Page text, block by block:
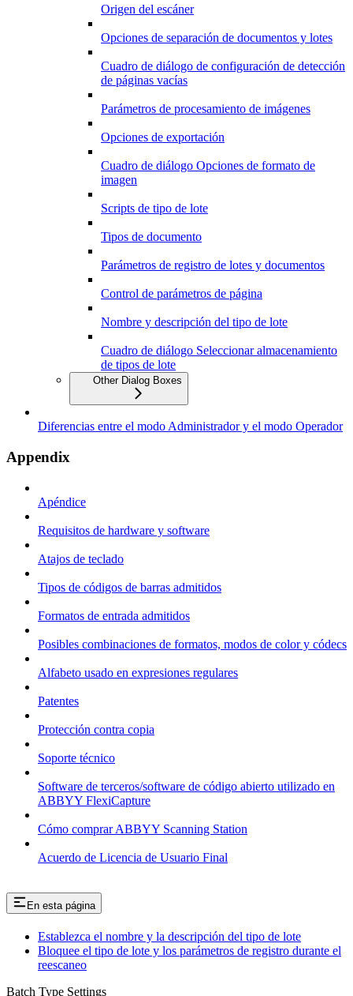
Origen del escáner
Opciones de separación de documentos y lotes
Cuadro de diálogo de configuración de detección
de páginas vacías
Parámetros de procesamiento de imágenes
Opciones de exportación
Cuadro de diálogo Opciones de formato de
imagen
Scripts de tipo de lote
Tipos de documento
Parámetros de registro de lotes y documentos
Control de parámetros de página
Nombre y descripción del tipo de lote
Cuadro de diálogo Seleccionar almacenamiento
de tipos de lote
Other Dialog Boxes
Diferencias entre el modo Administrador y el modo Operador
Appendix
Apéndice
Requisitos de hardware y software
Atajos de teclado
Tipos de códigos de barras admitidos
Formatos de entrada admitidos
Posibles combinaciones de formatos, modos de color y códecs
Alfabeto usado en expresiones regulares
Patentes
Protección contra copia
Soporte técnico
Software de terceros/software de código abierto utilizado en
ABBYY FlexiCapture
Cómo comprar ABBYY Scanning Station
Acuerdo de Licencia de Usuario Final
En esta página
Establezca el nombre y la descripción del tipo de lote
Bloquee el tipo de lote y los parámetros de registro durante el
reescaneo
Batch Type Settings